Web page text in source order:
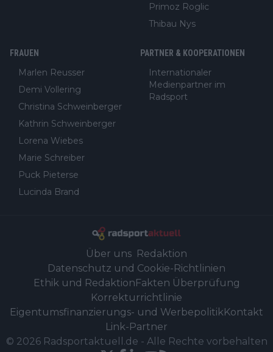
Primoz Roglic
Thibau Nys
FRAUEN
Marlen Reusser
Demi Vollering
Christina Schweinberger
Kathrin Schweinberger
Lorena Wiebes
Marie Schreiber
Puck Pieterse
Lucinda Brand
PARTNER & KOOPERATIONEN
Internationaler
Medienpartner im
Radsport
Über uns Redaktion
Datenschutz und Cookie-Richtlinien
Ethik und Redaktion Fakten Überprüfung
Korrekturrichtlinie
Eigentumsfinanzierungs- und WerbepolitikKontakt
Link-Partner
© 2026 Radsportaktuell.de - Alle Rechte vorbehalten